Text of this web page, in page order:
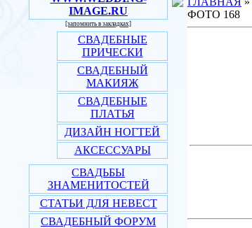
IMAGE.RU
[запомнить в закладках]
СВАДЕБНЫЕ
ПРИЧЕСКИ
СВАДЕБНЫЙ
МАКИЯЖ
СВАДЕБНЫЕ
ПЛАТЬЯ
ДИЗАЙН НОГТЕЙ
АКСЕССУАРЫ
СВАДЬБЫ
ЗНАМЕНИТОСТЕЙ
СТАТЬИ ДЛЯ НЕВЕСТ
СВАДЕБНЫЙ ФОРУМ
ФОТО 168